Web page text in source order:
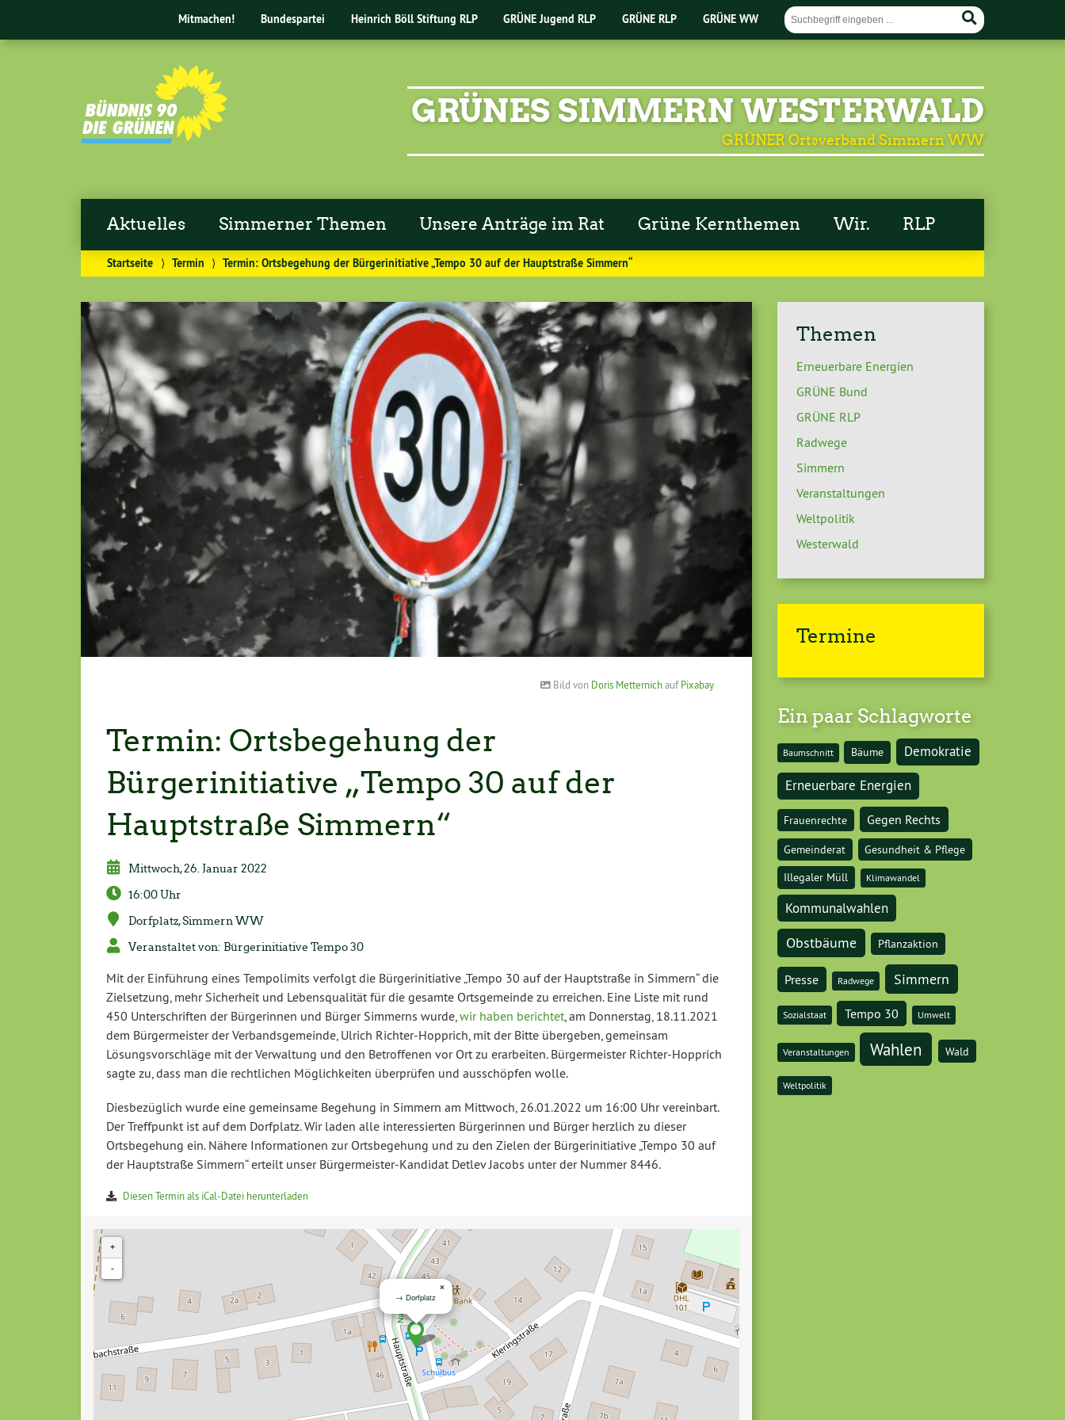
Mitmachen! Bundespartei Heinrich Böll Stiftung RLP GRÜNE Jugend RLP GRÜNE RLP GRÜNE WW
GRÜNES SIMMERN WESTERWALD
GRÜNER Ortsverband Simmern WW
Aktuelles Simmerner Themen Unsere Anträge im Rat Grüne Kernthemen Wir. RLP
Startseite ⟩ Termin ⟩ Termin: Ortsbegehung der Bürgerinitiative „Tempo 30 auf der Hauptstraße Simmern“
Bild von Doris MetternichaufPixabay
Termin: Ortsbegehung der
Bürgerinitiative „Tempo 30 auf der
Hauptstraße Simmern“
Mittwoch, 26. Januar 2022
16:00 Uhr
Dorfplatz, Simmern WW
Veranstaltet von: Bürgerinitiative Tempo 30
Mit der Einführung eines Tempolimits verfolgt die Bürgerinitiative „Tempo 30 auf der Hauptstraße in Simmern“ die
Zielsetzung, mehr Sicherheit und Lebensqualität für die gesamte Ortsgemeinde zu erreichen. Eine Liste mit rund
450 Unterschriften der Bürgerinnen und Bürger Simmerns wurde, wir haben berichtet , am Donnerstag, 18.11.2021
dem Bürgermeister der Verbandsgemeinde, Ulrich Richter-Hopprich, mit der Bitte übergeben, gemeinsam
Lösungsvorschläge mit der Verwaltung und den Betroffenen vor Ort zu erarbeiten. Bürgermeister Richter-Hopprich
sagte zu, dass man die rechtlichen Möglichkeiten überprüfen und ausschöpfen wolle.
Diesbezüglich wurde eine gemeinsame Begehung in Simmern am Mittwoch, 26.01.2022 um 16:00 Uhr vereinbart.
Der Treffpunkt ist auf dem Dorfplatz. Wir laden alle interessierten Bürgerinnen und Bürger herzlich zu dieser
Ortsbegehung ein. Nähere Informationen zur Ortsbegehung und zu den Zielen der Bürgerinitiative „Tempo 30 auf
der Hauptstraße Simmern“ erteilt unser Bürgermeister-Kandidat Detlev Jacobs unter der Nummer 8446.
Diesen Termin als iCal-Datei herunterladen
×
→ Dorfplatz
+
-
Themen
Erneuerbare Energien
GRÜNE Bund
GRÜNE RLP
Radwege
Simmern
Veranstaltungen
Weltpolitik
Westerwald
Termine
Ein paar Schlagworte
Baumschnitt Bäume
Demokratie
Erneuerbare Energien
Frauenrechte Gegen Rechts
Gemeinderat
Gesundheit & Pflege
Illegaler Müll
Klimawandel
Kommunalwahlen
Obstbäume Pflanzaktion
Presse Radwege Simmern
Sozialstaat Tempo 30 Umwelt
Veranstaltungen Wahlen Wald
Weltpolitik